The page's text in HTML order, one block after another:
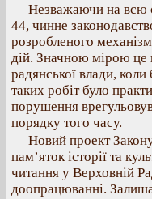
Незважаючи на всю
44, чинне
розробленого
дій. Значною мірою це
радянської влади,
таких робіт було
порушення
порядку того часу.
Новий проект
пам’яток історії та
читання у Верховній
доопрацюванні.